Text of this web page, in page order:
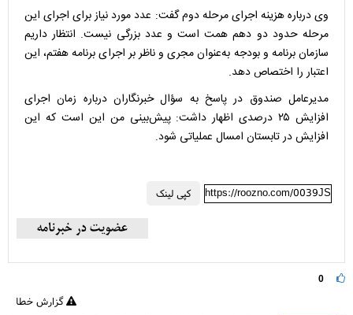
وی درباره هزینه اجرای مرحله دوم گفت: عدد مورد نیاز برای اجرای این
مرحله حدود دو دهم همت است و عدد بزرگی نیست. انتظار داریم
سازمان برنامه و بودجه به‌عنوان مجری و ناظر بر اجرای برنامه هفتم، این
اعتبار را اختصاص دهد.
مدیرعامل صندوق در پاسخ به سؤال خبرنگاران درباره زمان اجرای
افزایش ۲۵ درصدی اظهار داشت: پیش‌بینی من این است که این
افزایش در تابستان امسال عملیاتی شود.
کپی لینک https://roozno.com/0039JS
0
گزارش خطا